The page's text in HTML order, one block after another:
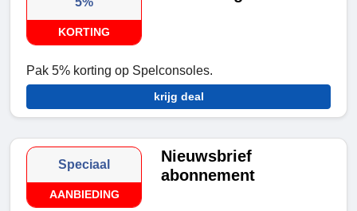
KORTING
Pak 5% korting op Spelconsoles.
krijg deal
Speciaal
AANBIEDING
Nieuwsbrief
abonnement